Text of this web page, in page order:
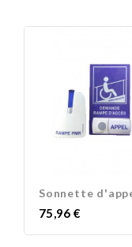
Prix
75,96 €